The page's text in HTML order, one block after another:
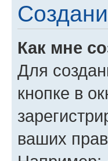
Как мне
Для
кнопке в
ваших